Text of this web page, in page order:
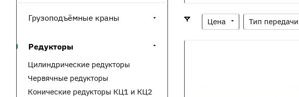
Цена Тип передачи
Грузоподъёмные краны
Редукторы
Цилиндрические редукторы
Червячные редукторы
Конические редукторы КЦ1 и КЦ2